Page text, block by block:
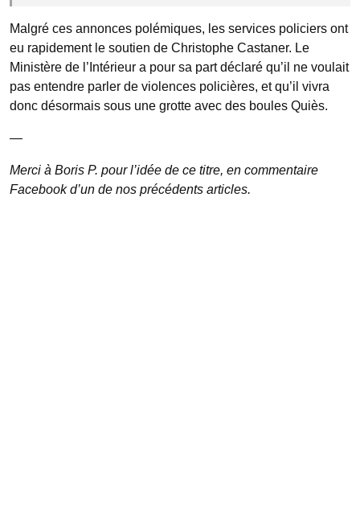
Malgré ces annonces polémiques, les services policiers ont
eu rapidement le soutien de Christophe Castaner. Le
Ministère de l’Intérieur a pour sa part déclaré qu’il ne voulait
pas entendre parler de violences policières, et qu’il vivra
donc désormais sous une grotte avec des boules Quiès.
—
Merci à Boris P. pour l’idée de ce titre, en commentaire
Facebook d’un de nos précédents articles.